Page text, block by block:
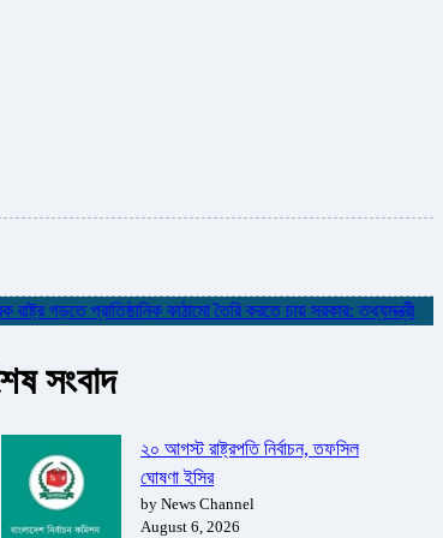
গড়তে প্রাতিষ্ঠানিক কাঠামো তৈরি করতে চায় সরকার: তথ্যমন্ত্রী ✮
সংবাদ
২০ আগস্ট রাষ্ট্রপতি নির্বাচন, তফসিল
ঘোষণা ইসির
by News Channel
August 6, 2026